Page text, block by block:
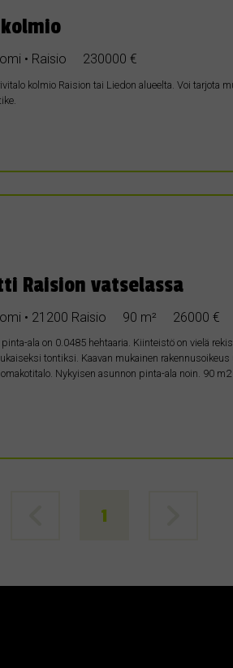
• Raisio 230000 €
kolmio Raision tai Liedon alueelta. Voi tarjota
Raision vatselassa
• 21200 Raisio 90 m² 26000 €
ala on 0.0485 hehtaaria. Kiinteistö on vielä
tontiksi. Kaavan mukainen
Nykyisen asunnon pinta-ala noin. 90 m2
1